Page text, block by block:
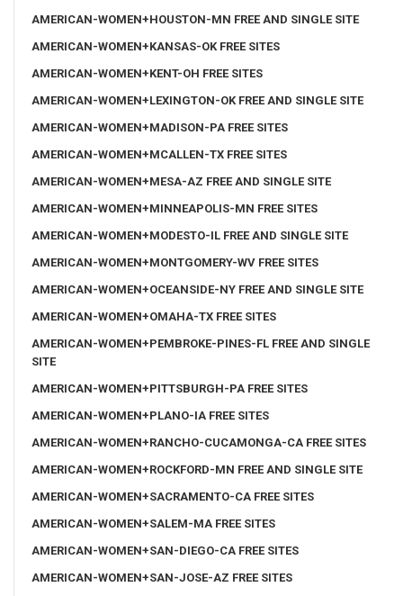
AMERICAN-WOMEN+HOUSTON-MN FREE AND SINGLE SITE
AMERICAN-WOMEN+KANSAS-OK FREE SITES
AMERICAN-WOMEN+KENT-OH FREE SITES
AMERICAN-WOMEN+LEXINGTON-OK FREE AND SINGLE SITE
AMERICAN-WOMEN+MADISON-PA FREE SITES
AMERICAN-WOMEN+MCALLEN-TX FREE SITES
AMERICAN-WOMEN+MESA-AZ FREE AND SINGLE SITE
AMERICAN-WOMEN+MINNEAPOLIS-MN FREE SITES
AMERICAN-WOMEN+MODESTO-IL FREE AND SINGLE SITE
AMERICAN-WOMEN+MONTGOMERY-WV FREE SITES
AMERICAN-WOMEN+OCEANSIDE-NY FREE AND SINGLE SITE
AMERICAN-WOMEN+OMAHA-TX FREE SITES
AMERICAN-WOMEN+PEMBROKE-PINES-FL FREE AND SINGLE
SITE
AMERICAN-WOMEN+PITTSBURGH-PA FREE SITES
AMERICAN-WOMEN+PLANO-IA FREE SITES
AMERICAN-WOMEN+RANCHO-CUCAMONGA-CA FREE SITES
AMERICAN-WOMEN+ROCKFORD-MN FREE AND SINGLE SITE
AMERICAN-WOMEN+SACRAMENTO-CA FREE SITES
AMERICAN-WOMEN+SALEM-MA FREE SITES
AMERICAN-WOMEN+SAN-DIEGO-CA FREE SITES
AMERICAN-WOMEN+SAN-JOSE-AZ FREE SITES